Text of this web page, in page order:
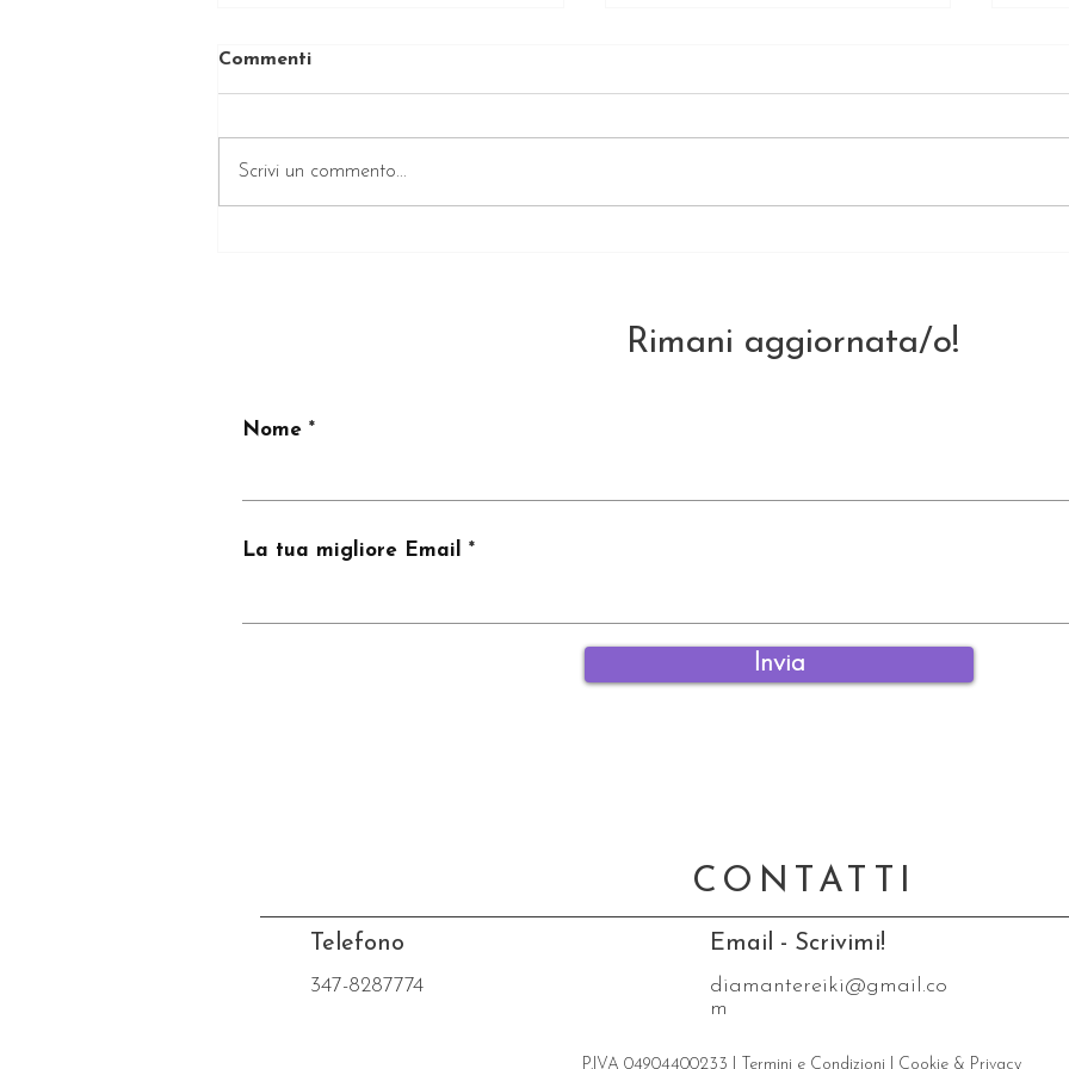
Commenti
Scrivi un commento...
Rimani aggiornata/o!
Nome
La tua migliore Email
Invia
CONTATTI
Telefono
347-8287774
Email - Scrivimi!
diamantereiki@gmail.co
m
P.IVA 04904400233 | Termini e Condizioni Cookie & Privacy